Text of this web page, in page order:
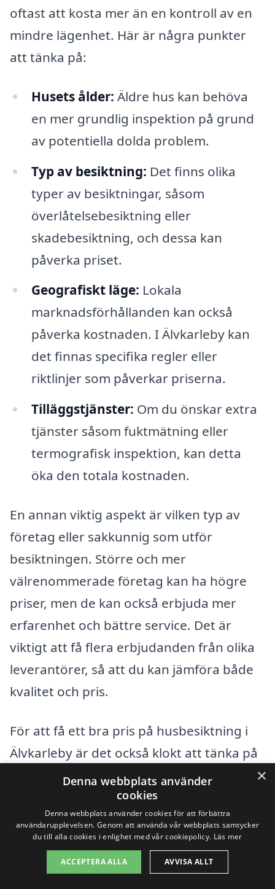
oftast att kosta mer än en kontroll av en
mindre lägenhet. Här är några punkter
att tänka på:
Husets ålder: Äldre hus kan behöva
en mer grundlig inspektion på grund
av potentiella dolda problem.
Typ av besiktning: Det finns olika
typer av besiktningar, såsom
överlåtelsebesiktning eller
skadebesiktning, och dessa kan
påverka priset.
Geografiskt läge: Lokala
marknadsförhållanden kan också
påverka kostnaden. I Älvkarleby kan
det finnas specifika regler eller
riktlinjer som påverkar priserna.
Tilläggstjänster: Om du önskar extra
tjänster såsom fuktmätning eller
termografisk inspektion, kan detta
öka den totala kostnaden.
En annan viktig aspekt är vilken typ av
företag eller sakkunnig som utför
besiktningen. Större och mer
välrenommerade företag kan ha högre
priser, men de kan också erbjuda mer
erfarenhet och bättre service. Det är
viktigt att få flera erbjudanden från olika
leverantörer, så att du kan jämföra både
kvalitet och pris.
För att få ett bra pris på husbesiktning i
Älvkarleby är det också klokt att tänka på
tidsramen. Att boka en besiktning under
lågsäsong kan ibland leda till lägre priser,
så var flexibel med tidpunkten om möjligt.
Genom att ta del av dessa faktorer och
jämföra olika aktörer kan du säkerställa
×
Denna webbplats använder
cookies
Denna webbplats använder cookies för att förbättra
användarupplevelsen. Genom att använda vår webbplats samtycker
du till alla cookies i enlighet med vår cookiepolicy. Läs mer
ACCEPTERA ALLA AVVISA ALLT